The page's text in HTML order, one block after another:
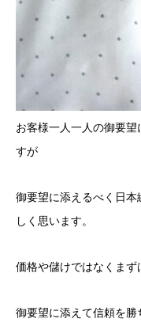
お客様一人一人の御要
すが
御要望に添えるべく日
しく思います。
価格や儲けではなくまず
御要望に添えて信頼を